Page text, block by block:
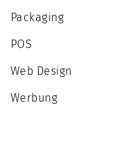
Packaging
POS
Web Design
Werbung